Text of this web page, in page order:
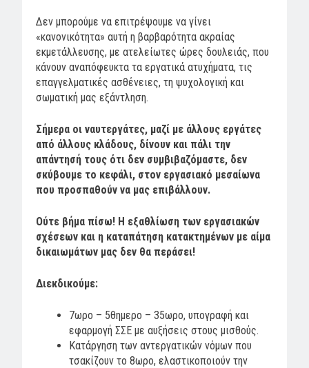
Δεν μπορούμε να επιτρέψουμε να γίνει
«κανονικότητα» αυτή η βαρβαρότητα ακραίας
εκμετάλλευσης, με ατελείωτες ώρες δουλειάς, που
κάνουν αναπόφευκτα τα εργατικά ατυχήματα, τις
επαγγελματικές ασθένειες, τη ψυχολογική και
σωματική μας εξάντληση.
Σήμερα οι ναυτεργάτες, μαζί με άλλους εργάτες
από άλλους κλάδους, δίνουν και πάλι την
απάντησή τους ότι δεν συμβιβαζόμαστε, δεν
σκύβουμε το κεφάλι, στον εργασιακό μεσαίωνα
που προσπαθούν να μας επιβάλλουν.
Ούτε βήμα πίσω! Η εξαθλίωση των εργασιακών
σχέσεων και η καταπάτηση κατακτημένων με αίμα
δικαιωμάτων μας δεν θα περάσει!
Διεκδικούμε:
7ωρο – 5θημερο – 35ωρο, υπογραφή και
εφαρμογή ΣΣΕ με αυξήσεις στους μισθούς.
Κατάργηση των αντεργατικών νόμων που
τσακίζουν το 8ωρο, ελαστικοποιούν την